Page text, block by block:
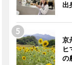
出
京
ヒ
の